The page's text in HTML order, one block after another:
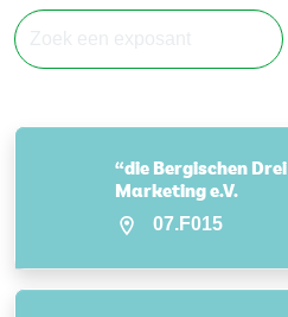
“die Bergischen
Marketing e.V.
07.F015